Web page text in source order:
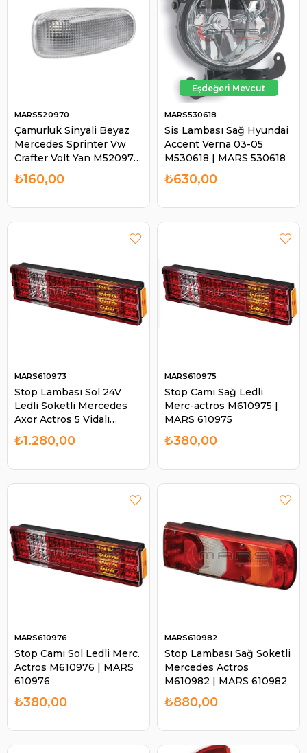
Çamurluk Sinyali Beyaz
Mercedes Sprinter Vw
Crafter Volt Yan M520970
| MARS 520970
MARS520970
₺160,00
Sis Lambası Sağ Hyundai
Accent Verna 03-05
M530618 | MARS 530618
MARS530618
₺630,00
Stop Lambası Sol 24V
Ledli Soketli Mercedes
Axor Actros 5 Vidalı
Kanallı | MARS 610973
MARS610973
₺1.280,00
Stop Camı Sağ Ledli
Merc-actros M610975 |
MARS 610975
MARS610975
₺380,00
Stop Camı Sol Ledli Merc.
Actros M610976 | MARS
610976
MARS610976
₺380,00
Stop Lambası Sağ Soketli
Mercedes Actros
M610982 | MARS 610982
MARS610982
₺880,00